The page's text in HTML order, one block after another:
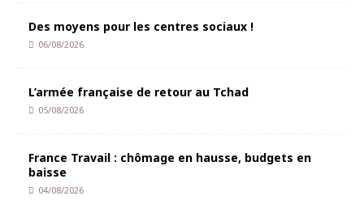
Des moyens pour les centres sociaux !
06/08/2026
L’armée française de retour au Tchad
05/08/2026
France Travail : chômage en hausse, budgets en
baisse
04/08/2026